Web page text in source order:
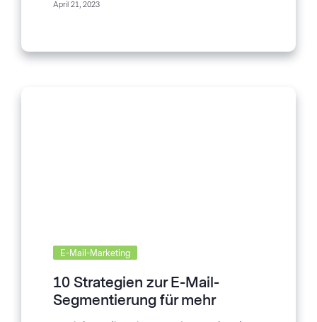
überwältigend sein, dass sich...
April 21, 2023
E-Mail-Marketing
10 Strategien zur E-Mail-
Segmentierung für mehr
Umsatz